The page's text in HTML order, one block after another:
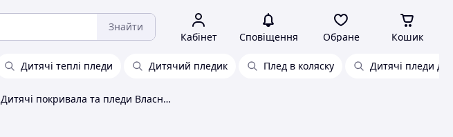
Знайти
Кабінет Сповіщення Обране Кошик
Дитячі теплі пледи Дитячий пледик Плед в коляску Дитячі пледи
Дитячі покривала та пледи Власне виробництво